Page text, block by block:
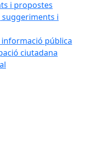
i propostes
suggeriments i
informació pública
ciutadana